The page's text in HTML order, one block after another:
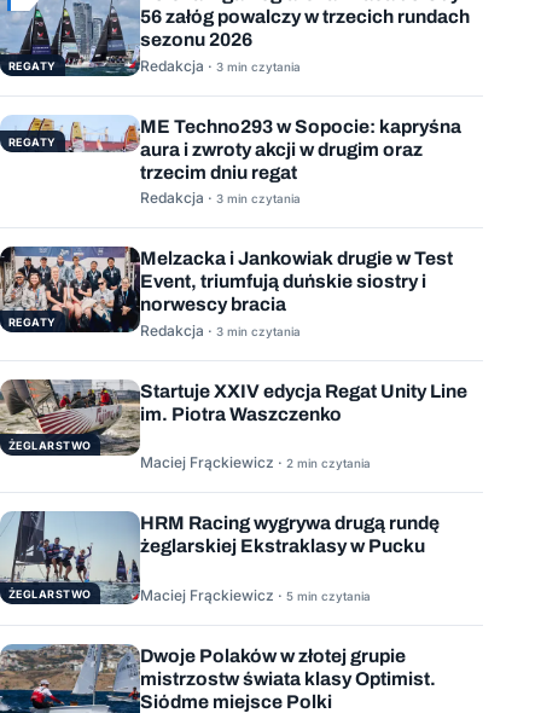
REGATY
56 załóg powalczy w trzecich rundach
sezonu 2026
Redakcja · 3 min czytania
REGATY
ME Techno293 w Sopocie: kapryśna
aura i zwroty akcji w drugim oraz
trzecim dniu regat
Redakcja · 3 min czytania
REGATY
Melzacka i Jankowiak drugie w Test
Event, triumfują duńskie siostry i
norwescy bracia
Redakcja · 3 min czytania
ŻEGLARSTWO
Startuje XXIV edycja Regat Unity Line
im. Piotra Waszczenko
Maciej Frąckiewicz · 2 min czytania
ŻEGLARSTWO
HRM Racing wygrywa drugą rundę
żeglarskiej Ekstraklasy w Pucku
Maciej Frąckiewicz · 5 min czytania
Dwoje Polaków w złotej grupie
mistrzostw świata klasy Optimist.
Siódme miejsce Polki